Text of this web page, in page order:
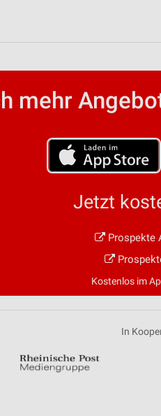
mehr
Jetzt
Prospekte
Kostenlos im
In
Daten aus verschiedenen